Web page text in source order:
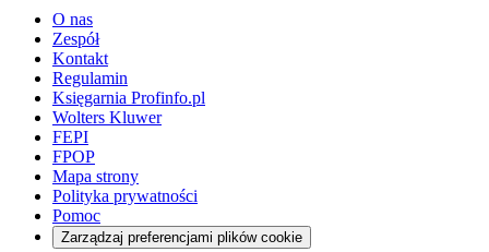
O nas
Zespół
Kontakt
Regulamin
Księgarnia Profinfo.pl
Wolters Kluwer
FEPI
FPOP
Mapa strony
Polityka prywatności
Pomoc
Zarządzaj preferencjami plików cookie